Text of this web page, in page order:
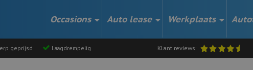
Occasions Auto lease Werkplaats
geprijsd Laagdrempelig Klant reviews: